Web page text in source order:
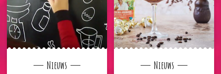
Nieuws Nieuws